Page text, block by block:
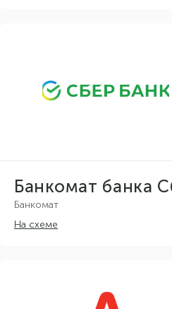
Банкомат банка
Банкомат
На схеме